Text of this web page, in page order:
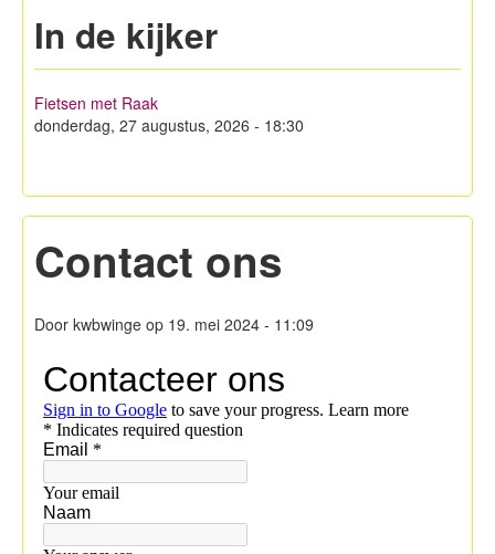
over ons
Activiteiten
Hagelandse Kerstmarkt
Lid worden!
In de kijker
Fietsen met Raak
donderdag, 27 augustus, 2026 - 18:30
Contact ons
Door kwbwinge op 19. mei 2024 - 11:09